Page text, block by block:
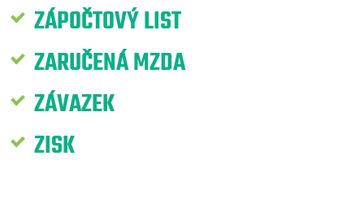
ZÁPOČTOVÝ LIST
ZARUČENÁ MZDA
ZÁVAZEK
ZISK